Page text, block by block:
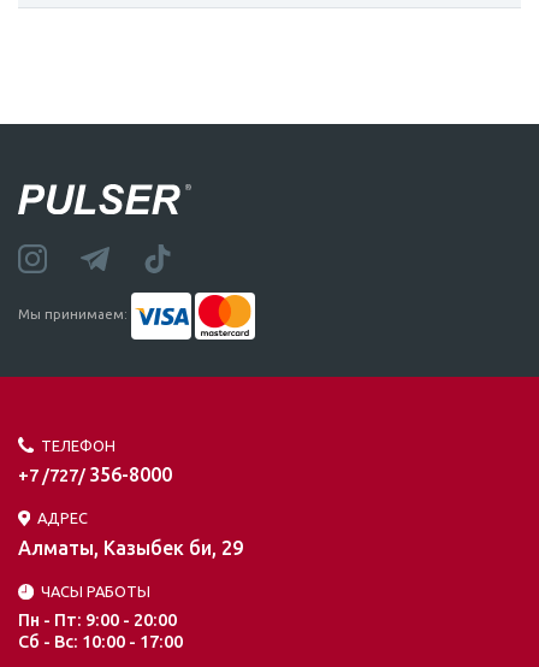
Мы принимаем:
ТЕЛЕФОН
+7 /727/ 356-8000
АДРЕС
Алматы, Казыбек би, 29
ЧАСЫ РАБОТЫ
Пн - Пт: 9:00 - 20:00
Сб - Вс: 10:00 - 17:00